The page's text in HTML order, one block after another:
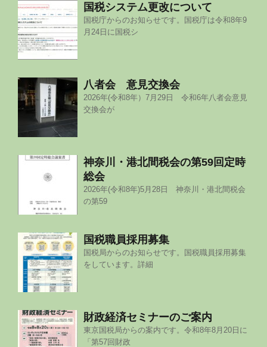
国税システム更改について
国税庁からのお知らせです。国税庁は令和8年9
月24日に国税シ
八者会 意見交換会
2026年(令和8年）7月29日 令和6年八者会意見
交換会が
神奈川・港北間税会の第59回定時
総会
2026年(令和8年)5月28日 神奈川・港北間税会
の第59
国税職員採用募集
国税局からのお知らせです。国税職員採用募集
をしています。詳細
財政経済セミナーのご案内
東京国税局からの案内です。令和8年8月20日に
「第57回財政